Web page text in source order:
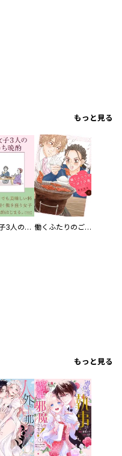
もっと見る
働き女子3人のおうち晩酌 働くふたりのごほうび飯
もっと見る